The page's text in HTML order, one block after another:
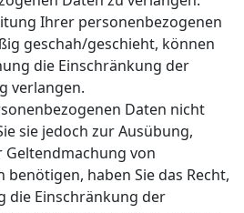
Ihrer personenbezogenen
geschah/geschieht, können
die Einschränkung der
verlangen.
Daten nicht
sie jedoch zur Ausübung,
von
benötigen, haben Sie das Recht,
die Einschränkung der